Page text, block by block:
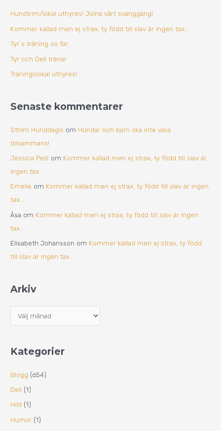
e
r
:
Hundtrim/lokal uthyres! Joina vårt svänggäng!
Kommer kallad men ej strax, ty född till slav är ingen tax…
Tyr`s träning so far..
Tyr och Dell tränar
Träningslokal uthyres!
Senaste kommentarer
Sthlm Hunddagis om Hundar och barn ska inte vara
tillsammans!
Jessica Pelz om Kommer kallad men ej strax, ty född till slav är
ingen tax…
Emelie om Kommer kallad men ej strax, ty född till slav är ingen
tax…
Åsa om Kommer kallad men ej strax, ty född till slav är ingen
tax…
Elisabeth Johansson om Kommer kallad men ej strax, ty född
till slav är ingen tax…
Arkiv
Kategorier
Blogg (654)
Dell (1)
Hild (1)
Humor (1)